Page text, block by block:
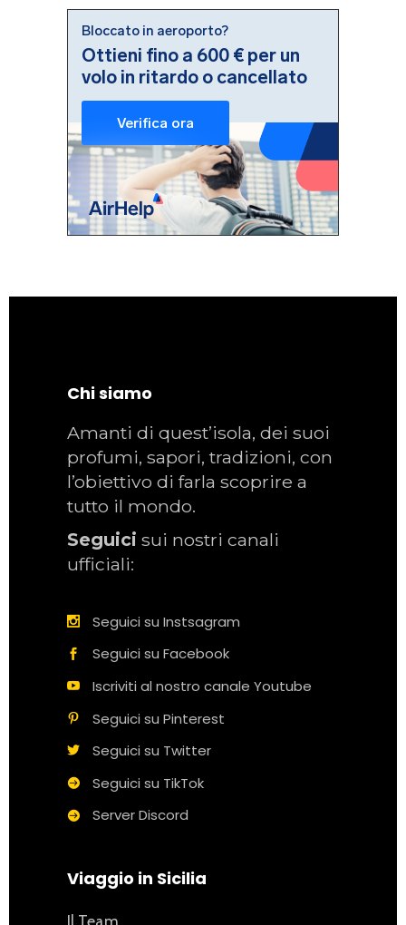
Chi siamo
Amanti di quest’isola, dei suoi
profumi, sapori, tradizioni, con
l’obiettivo di farla scoprire a
tutto il mondo.
Seguici sui nostri canali
ufficiali:
Seguici su Instsagram
Seguici su Facebook
Iscriviti al nostro canale Youtube
Seguici su Pinterest
Seguici su Twitter
Seguici su TikTok
Server Discord
Viaggio in Sicilia
Il Team